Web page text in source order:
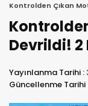
Kontrolden Çıkan
Devrildi! 2
Yayınlanma Tarihi :
Güncellenme Tarihi